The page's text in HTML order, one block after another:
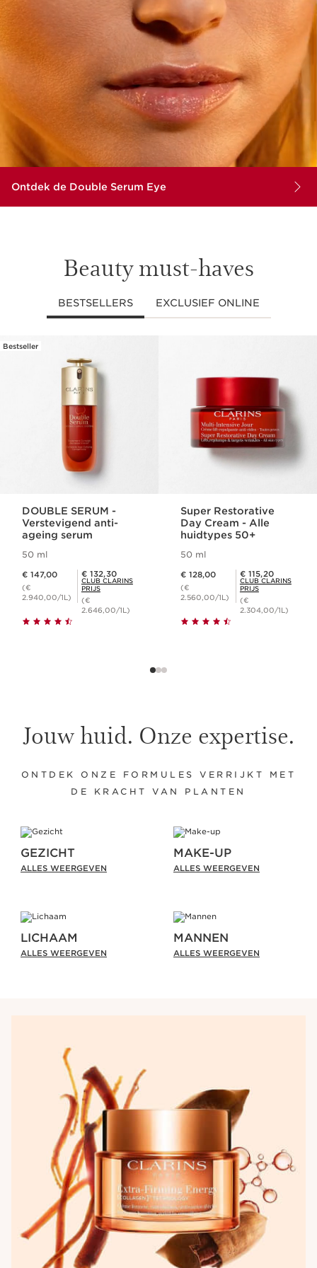
Ontdek de Double Serum Eye
Beauty must-haves
BESTSELLERS EXCLUSIEF ONLINE
Bestseller
DOUBLE SERUM -
Verstevigend anti-
ageing serum
50 ml
€ 147,00
(€
2.940,00/1L)
Club Clarins Prijs € 132,30
€ 132,30
CLUB CLARINS
PRIJS
(€
2.646,00/1L)
Super Restorative
Day Cream - Alle
huidtypes 50+
50 ml
€ 128,00
(€
2.560,00/1L)
Club Clarins Prijs € 115,20
€ 115,20
CLUB CLARINS
PRIJS
(€
2.304,00/1L)
Jouw huid. Onze expertise.
ONTDEK ONZE FORMULES VERRIJKT MET
DE KRACHT VAN PLANTEN
GEZICHT
ALLES WEERGEVEN
MAKE-UP
ALLES WEERGEVEN
LICHAAM
ALLES WEERGEVEN
MANNEN
ALLES WEERGEVEN